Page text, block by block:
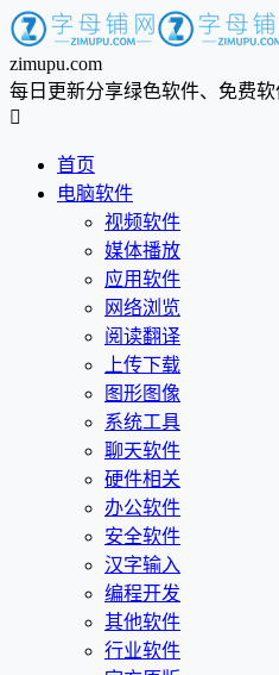
zimupu.com
每日更新分享绿色软件、免费软

首页
电脑软件
视频软件
媒体播放
应用软件
网络浏览
阅读翻译
上传下载
图形图像
系统工具
聊天软件
硬件相关
办公软件
安全软件
汉字输入
编程开发
其他软件
行业软件